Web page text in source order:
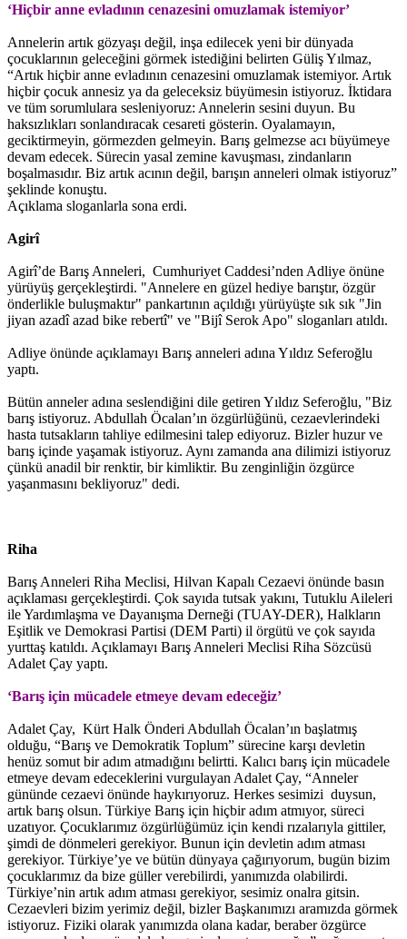
‘Hiçbir anne evladının cenazesini omuzlamak istemiyor’
Annelerin artık gözyaşı değil, inşa edilecek yeni bir dünyada
çocuklarının geleceğini görmek istediğini belirten Güliş Yılmaz,
“Artık hiçbir anne evladının cenazesini omuzlamak istemiyor. Artık
hiçbir çocuk annesiz ya da geleceksiz büyümesin istiyoruz. İktidara
ve tüm sorumlulara sesleniyoruz: Annelerin sesini duyun. Bu
haksızlıkları sonlandıracak cesareti gösterin. Oyalamayın,
geciktirmeyin, görmezden gelmeyin. Barış gelmezse acı büyümeye
devam edecek. Sürecin yasal zemine kavuşması, zindanların
boşalmasıdır. Biz artık acının değil, barışın anneleri olmak istiyoruz”
şeklinde konuştu.
Açıklama sloganlarla sona erdi.
Agirî
Agirî’de Barış Anneleri, Cumhuriyet Caddesi’nden Adliye önüne
yürüyüş gerçekleştirdi. "Annelere en güzel hediye barıştır, özgür
önderlikle buluşmaktır" pankartının açıldığı yürüyüşte sık sık "Jin
jiyan azadî azad bike rebertî" ve "Bijî Serok Apo" sloganları atıldı.
Adliye önünde açıklamayı Barış anneleri adına Yıldız Seferoğlu
yaptı.
Bütün anneler adına seslendiğini dile getiren Yıldız Seferoğlu, "Biz
barış istiyoruz. Abdullah Öcalan’ın özgürlüğünü, cezaevlerindeki
hasta tutsakların tahliye edilmesini talep ediyoruz. Bizler huzur ve
barış içinde yaşamak istiyoruz. Aynı zamanda ana dilimizi istiyoruz
çünkü anadil bir renktir, bir kimliktir. Bu zenginliğin özgürce
yaşanmasını bekliyoruz" dedi.
Riha
Barış Anneleri Riha Meclisi, Hilvan Kapalı Cezaevi önünde basın
açıklaması gerçekleştirdi. Çok sayıda tutsak yakını, Tutuklu Aileleri
ile Yardımlaşma ve Dayanışma Derneği (TUAY-DER), Halkların
Eşitlik ve Demokrasi Partisi (DEM Parti) il örgütü ve çok sayıda
yurttaş katıldı. Açıklamayı Barış Anneleri Meclisi Riha Sözcüsü
Adalet Çay yaptı.
‘Barış için mücadele etmeye devam edeceğiz’
Adalet Çay, Kürt Halk Önderi Abdullah Öcalan’ın başlatmış
olduğu, “Barış ve Demokratik Toplum” sürecine karşı devletin
henüz somut bir adım atmadığını belirtti. Kalıcı barış için mücadele
etmeye devam edeceklerini vurgulayan Adalet Çay, “Anneler
gününde cezaevi önünde haykırıyoruz. Herkes sesimizi duysun,
artık barış olsun. Türkiye Barış için hiçbir adım atmıyor, süreci
uzatıyor. Çocuklarımız özgürlüğümüz için kendi rızalarıyla gittiler,
şimdi de dönmeleri gerekiyor. Bunun için devletin adım atması
gerekiyor. Türkiye’ye ve bütün dünyaya çağırıyorum, bugün bizim
çocuklarımız da bize güller verebilirdi, yanımızda olabilirdi.
Türkiye’nin artık adım atması gerekiyor, sesimiz onalra gitsin.
Cezaevleri bizim yerimiz değil, bizler Başkanımızı aramızda görmek
istiyoruz. Fiziki olarak yanımızda olana kadar, beraber özgürce